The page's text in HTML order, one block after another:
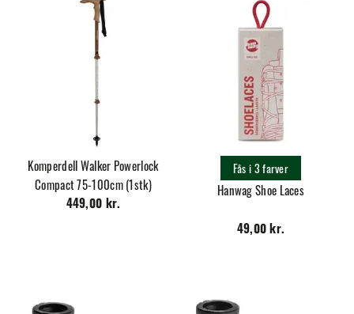
Komperdell Walker Powerlock
Compact 75-100cm (1stk)
449,00 kr.
Hanwag Shoe Laces
49,00 kr.
Fås i 3 farver